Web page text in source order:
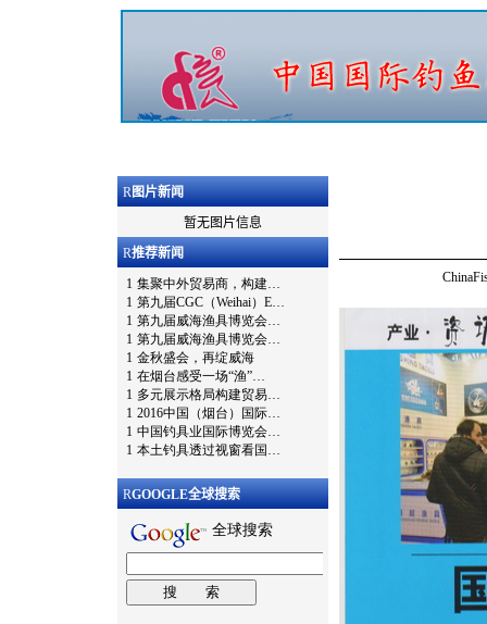
R图片新闻
暂无图片信息
R推荐新闻
RGOOGLE全球搜索